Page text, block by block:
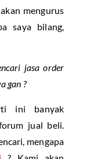
mengurus
saya bilang,
jasa order
gan ?
ini banyak
jual beli.
mengapa